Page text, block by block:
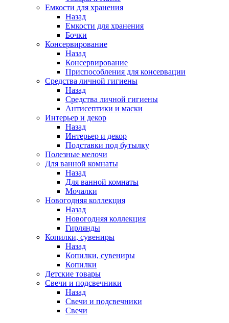
Емкости для хранения
Назад
Емкости для хранения
Бочки
Консервирование
Назад
Консервирование
Приспособления для консервации
Средства личной гигиены
Назад
Средства личной гигиены
Антисептики и маски
Интерьер и декор
Назад
Интерьер и декор
Подставки под бутылку
Полезные мелочи
Для ванной комнаты
Назад
Для ванной комнаты
Мочалки
Новогодняя коллекция
Назад
Новогодняя коллекция
Гирлянды
Копилки, сувениры
Назад
Копилки, сувениры
Копилки
Детские товары
Свечи и подсвечники
Назад
Свечи и подсвечники
Свечи